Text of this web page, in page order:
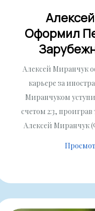
Оформил
Алексей Миранчук
карьере за
Миранчуком
счетом 2:3,
Алексей Миранчук